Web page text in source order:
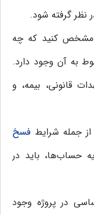
نظر گرفته شود.
مشخص کنید که چه
به آن وجود دارد.
قانونی، بیمه، و
از جمله شرایط فسخ
حساب‌ها، باید در
در پروژه وجود